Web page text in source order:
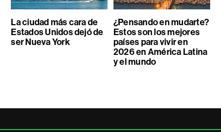
La ciudad más cara de
Estados Unidos dejó de
ser Nueva York
¿Pensando en mudarte?
Estos son los mejores
países para vivir en
2026 en América Latina
y el mundo